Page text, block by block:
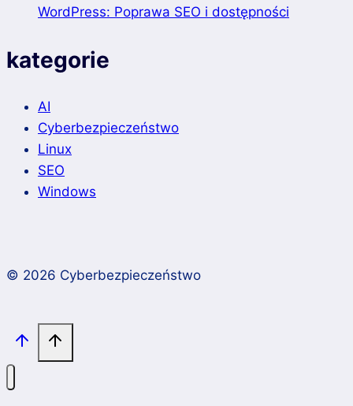
WordPress: Poprawa SEO i dostępności
kategorie
AI
Cyberbezpieczeństwo
Linux
SEO
Windows
© 2026 Cyberbezpieczeństwo